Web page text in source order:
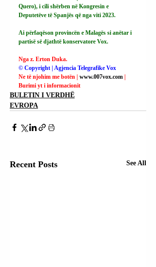
Quero), i cili shërben në Kongresin e
Deputetëve të Spanjës që nga viti 2023.
Ai përfaqëson provincën e Malagës si anëtar i
partisë së djathtë konservatore Vox.
Nga z. Erton Duka.
© Copyright | Agjencia Telegrafike Vox
Ne të njohim me botën | www.007vox.com
Burimi yt i informacionit
BULETIN I VERDHË
EVROPA
Recent Posts See All